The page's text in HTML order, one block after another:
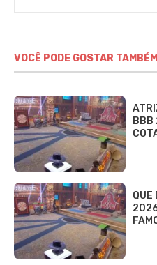
VOCÊ PODE GOSTAR TAMBÉM
BBB
QUE